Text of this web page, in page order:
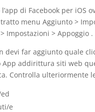
l’app di Facebook per iOS
menu Aggiunto >
Impostazioni > Appoggio .
devi far aggiunto quale
App addirittura siti web
Controlla ulteriormente
e